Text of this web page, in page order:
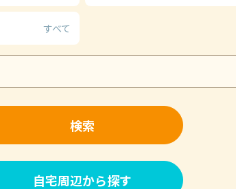
すべて
検索
自宅周辺から探す